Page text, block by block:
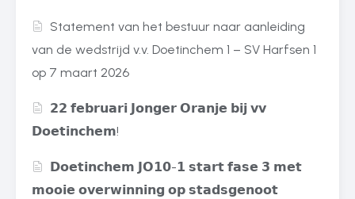
Statement van het bestuur naar aanleiding
van de wedstrijd v.v. Doetinchem 1 – SV Harfsen 1
op 7 maart 2026
𝟮𝟮 𝗳𝗲𝗯𝗿𝘂𝗮𝗿𝗶 𝗝𝗼𝗻𝗴𝗲𝗿 𝗢𝗿𝗮𝗻𝗷𝗲 𝗯𝗶𝗷 𝘃𝘃
𝗗𝗼𝗲𝘁𝗶𝗻𝗰𝗵𝗲𝗺!
𝗗𝗼𝗲𝘁𝗶𝗻𝗰𝗵𝗲𝗺 𝗝𝗢𝟭𝟬-𝟭 𝘀𝘁𝗮𝗿𝘁 𝗳𝗮𝘀𝗲 𝟯 𝗺𝗲𝘁
𝗺𝗼𝗼𝗶𝗲 𝗼𝘃𝗲𝗿𝘄𝗶𝗻𝗻𝗶𝗻𝗴 𝗼𝗽 𝘀𝘁𝗮𝗱𝘀𝗴𝗲𝗻𝗼𝗼𝘁